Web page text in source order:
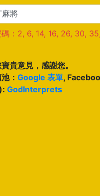
：2, 6, 14, 16, 26, 30,
貴意見，感謝您。
： Google 表單,
GodInterprets